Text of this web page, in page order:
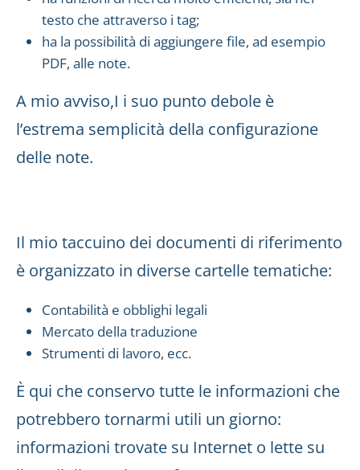
testo che attraverso i tag;
ha la possibilità di aggiungere file, ad esempio
PDF, alle note.
A mio avviso,I i suo punto debole è
l’estrema semplicità della configurazione
delle note.
Il mio taccuino dei documenti di riferimento
è organizzato in diverse cartelle tematiche:
Contabilità e obblighi legali
Mercato della traduzione
Strumenti di lavoro, ecc.
È qui che conservo tutte le informazioni che
potrebbero tornarmi utili un giorno:
informazioni trovate su Internet o lette su